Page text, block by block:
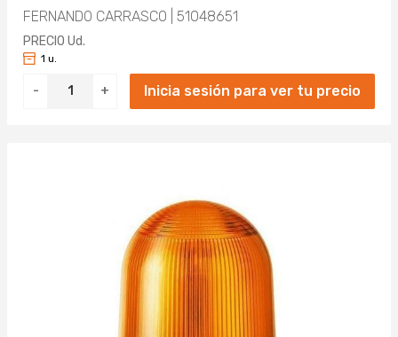
FERNANDO CARRASCO | 51048651
PRECIO Ud.
- +
1 u.
Inicia sesión para ver tu precio